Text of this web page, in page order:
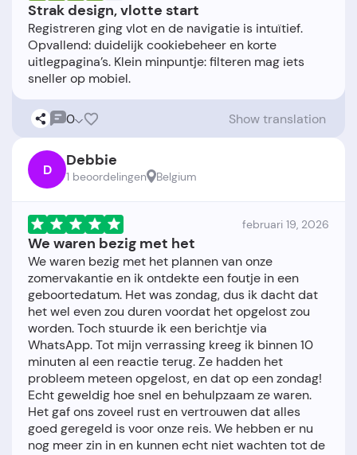
Strak design, vlotte start
Registreren ging vlot en de navigatie is intuïtief.
Opvallend: duidelijk cookiebeheer en korte
uitlegpagina’s. Klein minpuntje: filteren mag iets
0 Show translation
D Debbie
1 beoordelingen Belgium
februari 19, 2026
We waren bezig met het
We waren bezig met het plannen van onze
zomervakantie en ik ontdekte een foutje in een
geboortedatum. Het was zondag, dus ik dacht dat
het wel even zou duren voordat het opgelost zou
worden. Toch stuurde ik een berichtje via
WhatsApp. Tot mijn verrassing kreeg ik binnen 10
minuten al een reactie terug. Ze hadden het
probleem meteen opgelost, en dat op een zondag!
Echt geweldig hoe snel en behulpzaam ze waren.
Het gaf ons zoveel rust en vertrouwen dat alles
goed geregeld is voor onze reis. We hebben er nu
nog meer zin in en kunnen echt niet wachten tot de